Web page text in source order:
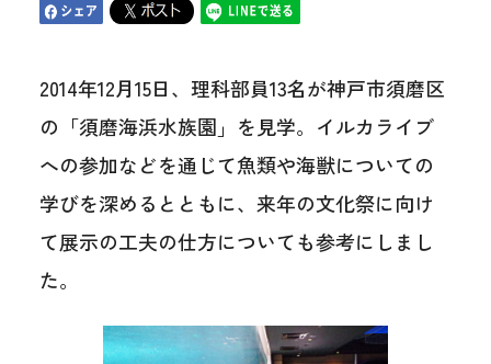
2014年12月15日、理科部員13名が神戸市須磨区
の「須磨海浜水族園」を見学。イルカライブ
への参加などを通じて魚類や海獣についての
学びを深めるとともに、来年の文化祭に向け
て展示の工夫の仕方についても参考にしまし
た。